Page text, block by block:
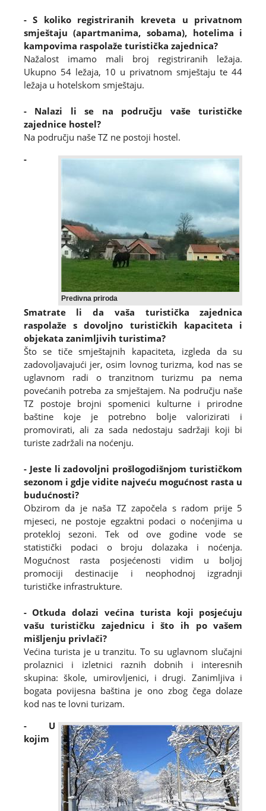
- S koliko registriranih kreveta u privatnom
smještaju (apartmanima, sobama), hotelima i
kampovima raspolaže turistička zajednica?
Nažalost imamo mali broj registriranih ležaja.
Ukupno 54 ležaja, 10 u privatnom smještaju te 44
ležaja u hotelskom smještaju.
- Nalazi li se na području vaše turističke
zajednice hostel?
Na području naše TZ ne postoji hostel.
Predivna priroda
-
Smatrate li da vaša turistička zajednica
raspolaže s dovoljno turističkih kapaciteta i
objekata zanimljivih turistima?
Što se tiče smještajnih kapaciteta, izgleda da su
zadovoljavajući jer, osim lovnog turizma, kod nas se
uglavnom radi o tranzitnom turizmu pa nema
povećanih potreba za smještajem. Na području naše
TZ postoje brojni spomenici kulturne i prirodne
baštine koje je potrebno bolje valorizirati i
promovirati, ali za sada nedostaju sadržaji koji bi
turiste zadržali na noćenju.
- Jeste li zadovoljni prošlogodišnjom turističkom
sezonom i gdje vidite najveću mogućnost rasta u
budućnosti?
Obzirom da je naša TZ započela s radom prije 5
mjeseci, ne postoje egzaktni podaci o noćenjima u
protekloj sezoni. Tek od ove godine vode se
statistički podaci o broju dolazaka i noćenja.
Mogućnost rasta posjećenosti vidim u boljoj
promociji destinacije i neophodnoj izgradnji
turističke infrastrukture.
- Otkuda dolazi većina turista koji posjećuju
vašu turističku zajednicu i što ih po vašem
mišljenju privlači?
Većina turista je u tranzitu. To su uglavnom slučajni
prolaznici i izletnici raznih dobnih i interesnih
skupina: škole, umirovljenici, i drugi. Zanimljiva i
bogata povijesna baština je ono zbog čega dolaze
kod nas te lovni turizam.
- U
kojim